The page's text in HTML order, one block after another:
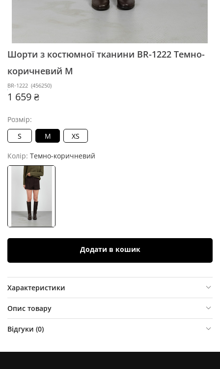
Шорти з костюмної тканини BR-1222 Темно-
коричневий M
BR-1222 (456250)
1 659 ₴
Розмір:
S
M XS
Колір: Темно-коричневий
Додати в кошик
Характеристики
Опис товару
Відгуки (0)